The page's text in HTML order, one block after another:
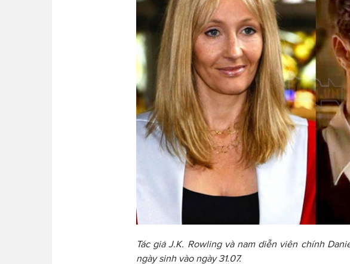
Tác giả J.K. Rowling và nam diễn viên chính
ngày sinh vào ngày 31.07.